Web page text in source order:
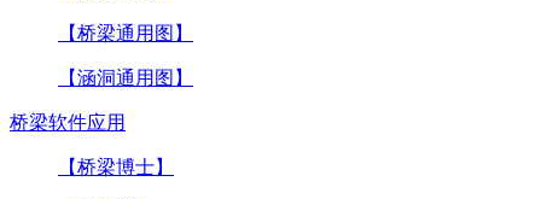
【桥梁通用图】
【涵洞通用图】
桥梁软件应用
【桥梁博士】